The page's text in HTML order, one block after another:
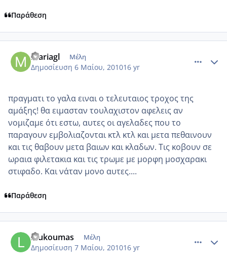
Παράθεση
mariagl Μέλη
Δημοσίευση 6 Μαίου, 201016 yr
πραγματι το γαλα ειναι ο τελευταιος τροχος της
αμάξης! θα ειμασταν τουλαχιστον αφελεις αν
νομιζαμε ότι εστω, αυτες οι αγελαδες που το
παραγουν εμβολιαζονται κτλ κτλ και μετα πεθαινουν
και τις θαβουν μετα βαιων και κλαδων. Τις κοβουν σε
ωραια φιλετακια και τις τρωμε με μορφη μοσχαρακι
στιφαδο. Και να΄ταν μονο αυτες....
Παράθεση
loukoumas Μέλη
Δημοσίευση 7 Μαίου, 201016 yr